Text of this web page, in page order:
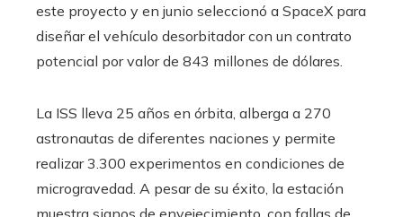
este proyecto y en junio seleccionó a SpaceX para
diseñar el vehículo desorbitador con un contrato
potencial por valor de 843 millones de dólares.
La ISS lleva 25 años en órbita, alberga a 270
astronautas de diferentes naciones y permite
realizar 3.300 experimentos en condiciones de
microgravedad. A pesar de su éxito, la estación